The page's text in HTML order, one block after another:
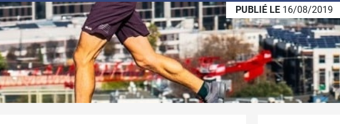
PUBLIÉ LE 16/08/2019